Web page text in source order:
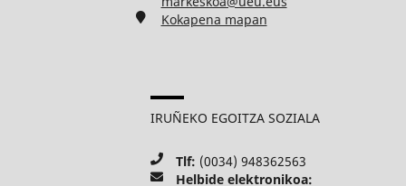
Kokapena mapan
IRUÑEKO EGOITZA SOZIALA
Tlf: (0034) 948362563
Helbide elektronikoa: